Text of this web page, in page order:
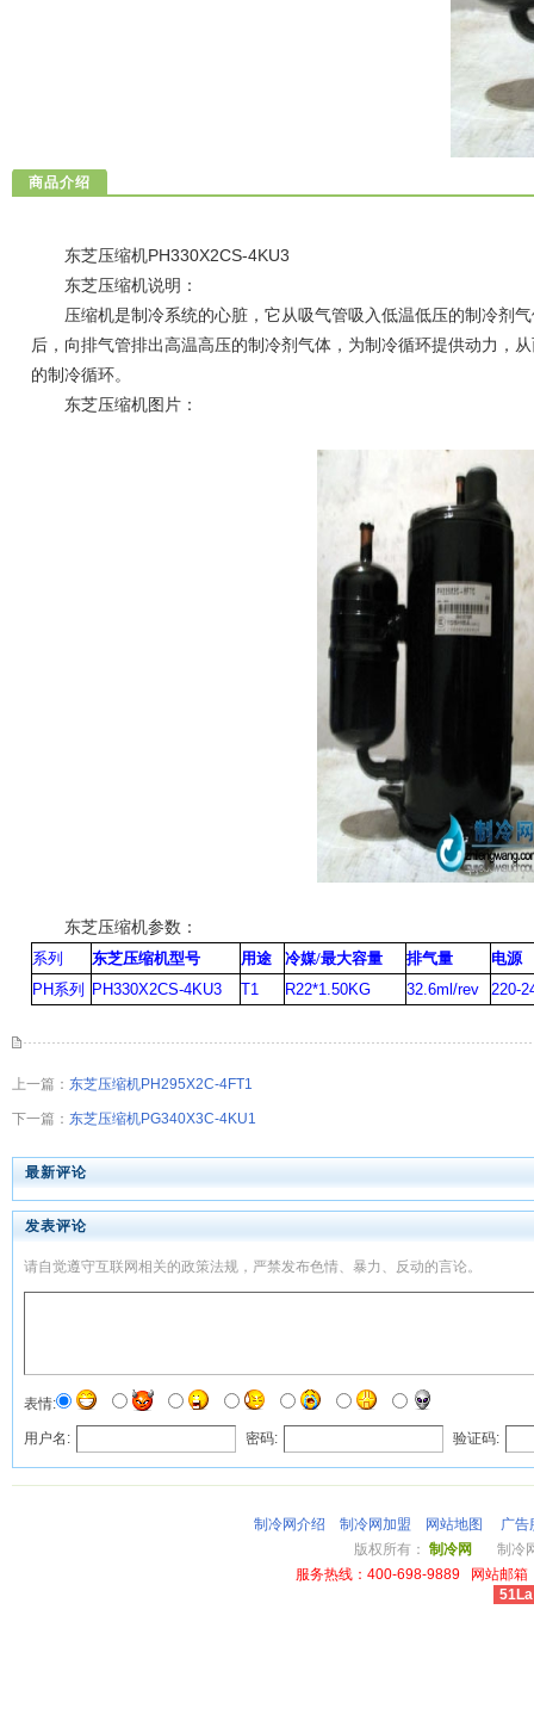
商品介绍
东芝压缩机PH330X2CS-4KU3
东芝压缩机说明：
压缩机是制冷系统的心脏，它从吸气管吸入低温低压的制冷剂气
后，向排气管排出高温高压的制冷剂气体，为制冷循环提供动力
的制冷循环。
东芝压缩机图片：
东芝压缩机参数：
系列 东芝压缩机型号 用途 冷媒/最大容量 排气量
电源
PH系列 PH330X2CS-4KU3 T1 R22*1.50KG 32.6ml/rev 220-
上一篇： 东芝压缩机PH295X2C-4FT1
下一篇： 东芝压缩机PG340X3C-4KU1
最新评论
发表评论
请自觉遵守互联网相关的政策法规，严禁发布色情、暴力、反动的言论。
表情:
用户名: 密码: 验证码:
制冷网介绍 制冷网加盟 网站地图
广告
版权所有： 制冷网
制冷网
服务热线：400-698-9889 网站邮
51La